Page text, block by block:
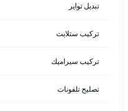
تبديل تواير
تركيب ستلايت
تركيب سيراميك
تصليح تلفونات